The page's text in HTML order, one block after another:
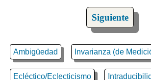
Siguiente
Ambigüedad Invarianza (de
Ecléctico/Eclecticismo